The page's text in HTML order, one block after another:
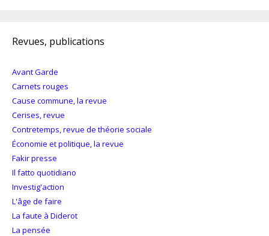
Revues, publications
Avant Garde
Carnets rouges
Cause commune, la revue
Cerises, revue
Contretemps, revue de théorie sociale
Économie et politique, la revue
Fakir presse
Il fatto quotidiano
Investig'action
L'âge de faire
La faute à Diderot
La pensée